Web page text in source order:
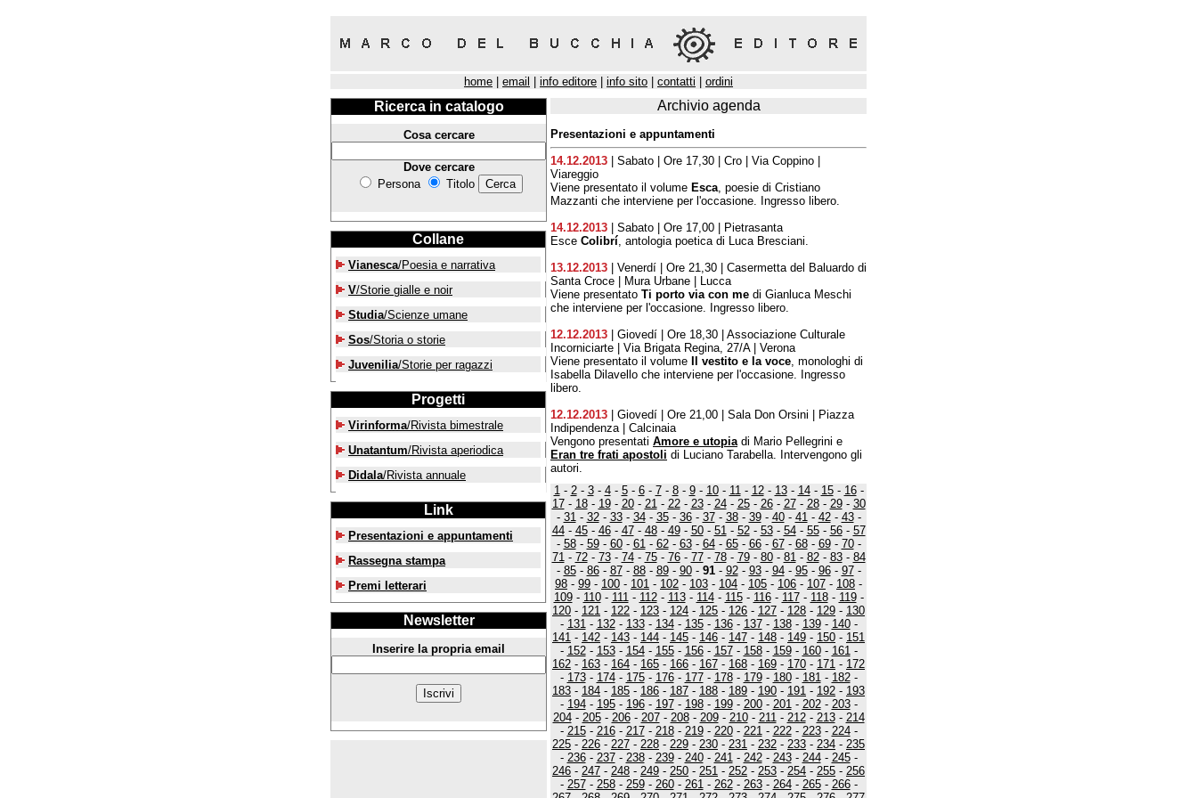
home email info editore info sito contatti ordini
Ricerca in catalogo
Cosa cercare
Dove cercare
Persona
Titolo
Collane
Vianesca/Poesia e narrativa
V/Storie gialle e noir
Studia/Scienze umane
Sos/Storia o storie
Juvenilia/Storie per ragazzi
Progetti
Virinforma/Rivista bimestrale
Unatantum/Rivista aperiodica
Didala/Rivista annuale
Link
Presentazioni e appuntamenti
Rassegna stampa
Premi letterari
Newsletter
Inserire la propria email
Archivio agenda
Presentazioni e appuntamenti
14.12.2013 | Sabato | Ore 17,30 | Cro | Via Coppino |
Viareggio
Viene presentato il volume Esca, poesie di Cristiano
Mazzanti che interviene per l'occasione. Ingresso libero.
14.12.2013 | Sabato | Ore 17,00 | Pietrasanta
Esce Colibrí, antologia poetica di Luca Bresciani.
13.12.2013 | Venerdí | Ore 21,30 | Casermetta del Baluardo di
Santa Croce | Mura Urbane | Lucca
Viene presentato Ti porto via con me di Gianluca Meschi
che interviene per l'occasione. Ingresso libero.
12.12.2013 | Giovedí | Ore 18,30 | Associazione Culturale
Incorniciarte | Via Brigata Regina, 27/A | Verona
Viene presentato il volume
Il vestito e la voce, monologhi di
Isabella Dilavello che interviene per l'occasione. Ingresso
libero.
12.12.2013 | Giovedí | Ore 21,00 | Sala Don Orsini | Piazza
Indipendenza | Calcinaia
Vengono presentati Amore e utopiadi Mario Pellegrini e
Eran tre frati apostoli di Luciano Tarabella. Intervengono gli
autori.
1- 2- 3- 4- 5- 6- 7- 8- 9- 10- 11- 12- 13- 14- 15- 16-
17- 18- 19- 20- 21- 22- 23- 24- 25- 26- 27- 28- 29- 30
- 31- 32- 33- 34- 35- 36- 37- 38- 39- 40- 41- 42- 43-
44- 45- 46- 47- 48- 49- 50- 51- 52- 53- 54- 55- 56- 57
- 58- 59- 60- 61- 62- 63- 64- 65- 66- 67- 68- 69- 70-
71- 72- 73- 74- 75- 76- 77- 78- 79- 80- 81- 82- 83- 84
- 85- 86- 87- 88- 89- 90- 91- 92- 93- 94- 95- 96- 97-
98 - 99 - 100 - 101 - 102 - 103 - 104 - 105 - 106 - 107 - 108 -
109- 110- 111- 112- 113- 114- 115- 116- 117- 118- 119-
120 - 121 - 122 - 123 - 124 - 125 - 126 - 127 - 128 - 129 - 130
- 131- 132- 133- 134- 135- 136- 137- 138- 139- 140-
141 - 142 - 143 - 144 - 145 - 146 - 147 - 148 - 149 - 150 - 151
- 152- 153- 154- 155- 156- 157- 158- 159- 160- 161-
162 - 163 - 164 - 165 - 166 - 167 - 168 - 169 - 170 - 171 - 172
- 173- 174- 175- 176- 177- 178- 179- 180- 181- 182-
183 - 184 - 185 - 186 - 187 - 188 - 189 - 190 - 191 - 192 - 193
- 194- 195- 196- 197- 198- 199- 200- 201- 202- 203-
204- 205- 206- 207- 208- 209- 210- 211- 212- 213- 214
- 215- 216- 217- 218- 219- 220- 221- 222- 223- 224-
225 - 226 - 227 - 228 - 229 - 230 - 231 - 232 - 233 - 234 - 235
- 236- 237- 238- 239- 240- 241- 242- 243- 244- 245-
246 - 247 - 248 - 249 - 250 - 251 - 252 - 253 - 254 - 255 - 256
- 257- 258- 259- 260- 261- 262- 263- 264- 265- 266-